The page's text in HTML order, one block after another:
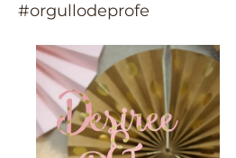
#orgullodeprofe